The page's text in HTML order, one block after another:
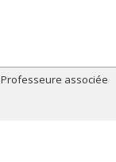
Professeure associée